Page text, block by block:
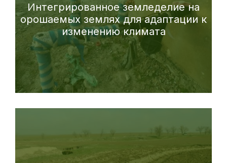
Интегрированное земледелие на
орошаемых землях для адаптации к
изменению климата